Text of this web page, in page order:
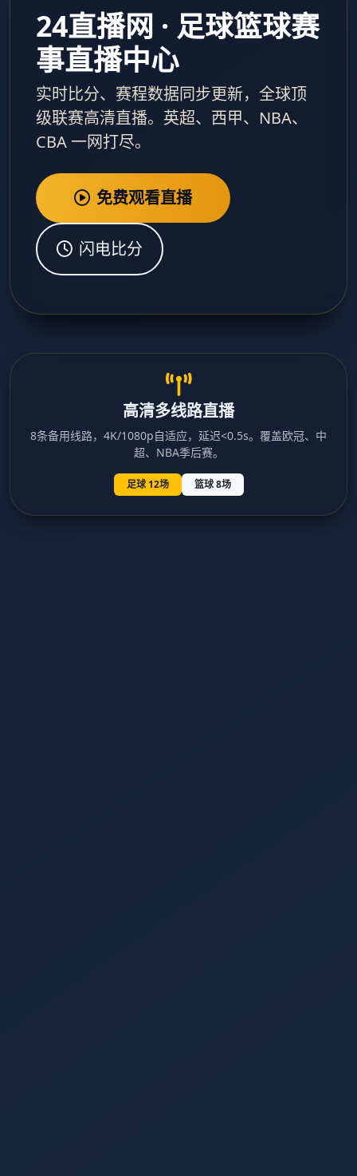
24直播网 · 足球篮球赛
事直播中心
实时比分、赛程数据同步更新，全球顶
级联赛高清直播。英超、西甲、NBA、
CBA 一网打尽。
免费观看直播
闪电比分
高清多线路直播
8条备用线路，4K/1080p自适应，延迟<0.5s。覆盖欧冠、中
超、NBA季后赛。
足球 12场 篮球 8场